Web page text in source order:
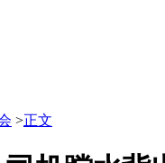
>正文